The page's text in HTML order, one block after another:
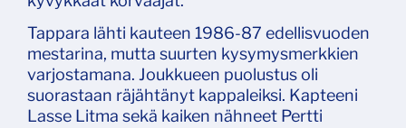
Tappara lähti kauteen 1986-87 edellisvuoden
mestarina, mutta suurten kysymysmerkkien
varjostamana. Joukkueen puolustus oli
suorastaan räjähtänyt kappaleiksi. Kapteeni
Lasse Litma sekä kaiken nähneet Pertti